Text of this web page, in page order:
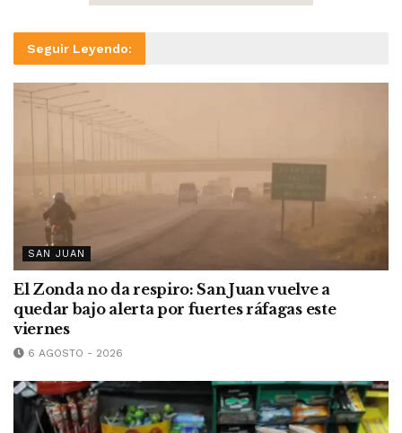
Seguir Leyendo:
SAN JUAN
El Zonda no da respiro: San Juan vuelve a
quedar bajo alerta por fuertes ráfagas este
viernes
6 AGOSTO - 2026